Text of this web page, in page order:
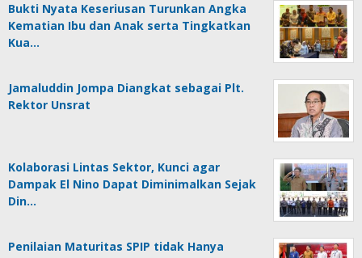
Bukti Nyata Keseriusan Turunkan Angka
Kematian Ibu dan Anak serta Tingkatkan
Kua…
Jamaluddin Jompa Diangkat sebagai Plt.
Rektor Unsrat
Kolaborasi Lintas Sektor, Kunci agar
Dampak El Nino Dapat Diminimalkan Sejak
Din…
Penilaian Maturitas SPIP tidak Hanya